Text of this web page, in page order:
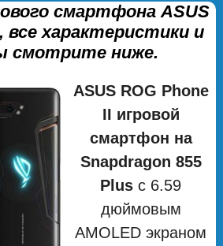
смартфона ASUS
все характеристики и
смотрите ниже.
ASUS ROG Phone
II игровой
смартфон на
Snapdragon 855
Plus с 6.59
дюймовым
AMOLED экраном